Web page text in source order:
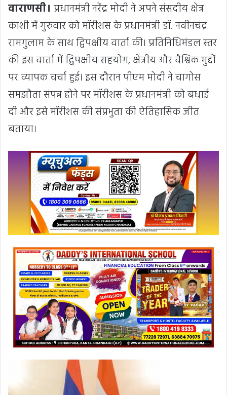
वाराणसी। प्रधानमंत्री नरेंद्र मोदी ने अपने संसदीय क्षेत्र
काशी में गुरुवार को मॉरीशस के प्रधानमंत्री डॉ. नवीनचंद्र
रामगुलाम के साथ द्विपक्षीय वार्ता की। प्रतिनिधिमंडल स्तर
की इस वार्ता में द्विपक्षीय सहयोग, क्षेत्रीय और वैश्विक मुद्दों
पर व्यापक चर्चा हुई। इस दौरान पीएम मोदी ने चागोस
समझौता संपन्न होने पर मॉरीशस के प्रधानमंत्री को बधाई
दी और इसे मॉरीशस की संप्रभुता की ऐतिहासिक जीत
बताया।